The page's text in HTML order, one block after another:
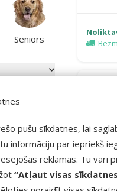
pušu sīkdatnes, lai
informāciju par iepriekš
reklāmas. Tu vari
“Atļaut visas
Seniors
1
0
9
0